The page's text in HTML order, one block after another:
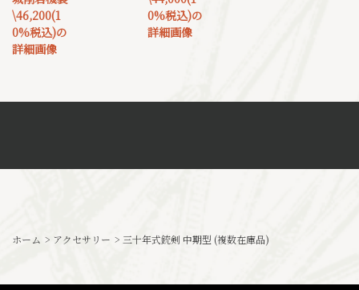
\46,200(1
0%税込)の
詳細画像
0%税込)の
詳細画像
ホーム > アクセサリー > 三十年式銃剣 中期型 (複数在庫品)